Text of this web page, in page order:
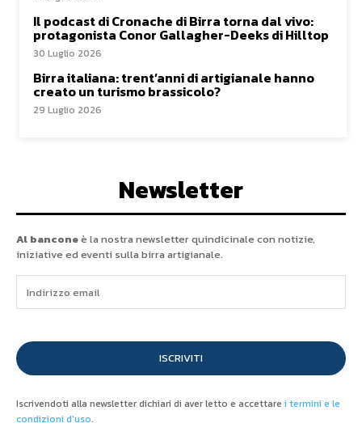
Il podcast di Cronache di Birra torna dal vivo:
protagonista Conor Gallagher-Deeks di Hilltop
30 Luglio 2026
Birra italiana: trent’anni di artigianale hanno
creato un turismo brassicolo?
29 Luglio 2026
Newsletter
Al banconeè la nostra newsletter quindicinale con notizie,
iniziative ed eventi sulla birra artigianale.
ISCRIVITI
Iscrivendoti alla newsletter dichiari di aver letto e accettare i termini e le
condizioni d'uso.